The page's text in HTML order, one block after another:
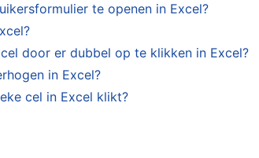
te openen in Excel?
door er dubbel op te klikken in Excel?
in Excel?
cel in Excel klikt?